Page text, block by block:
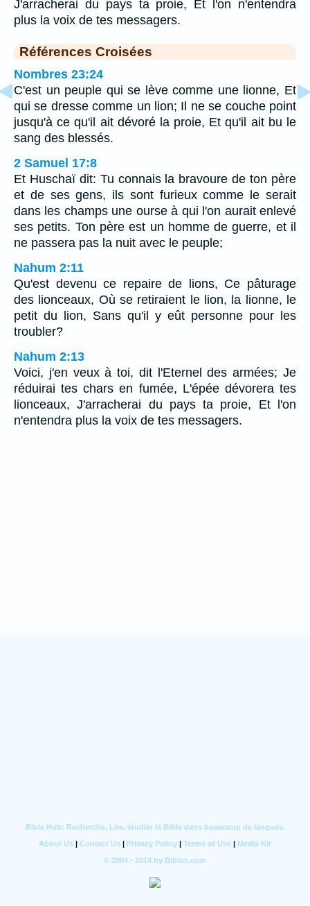
J'arracherai du pays ta proie, Et l'on n'entendra
plus la voix de tes messagers.
Références Croisées
Nombres 23:24
C'est un peuple qui se lève comme une lionne, Et
qui se dresse comme un lion; Il ne se couche point
jusqu'à ce qu'il ait dévoré la proie, Et qu'il ait bu le
sang des blessés.
2 Samuel 17:8
Et Huschaï dit: Tu connais la bravoure de ton père
et de ses gens, ils sont furieux comme le serait
dans les champs une ourse à qui l'on aurait enlevé
ses petits. Ton père est un homme de guerre, et il
ne passera pas la nuit avec le peuple;
Nahum 2:11
Qu'est devenu ce repaire de lions, Ce pâturage
des lionceaux, Où se retiraient le lion, la lionne, le
petit du lion, Sans qu'il y eût personne pour les
troubler?
Nahum 2:13
Voici, j'en veux à toi, dit l'Eternel des armées; Je
réduirai tes chars en fumée, L'épée dévorera tes
lionceaux, J'arracherai du pays ta proie, Et l'on
n'entendra plus la voix de tes messagers.